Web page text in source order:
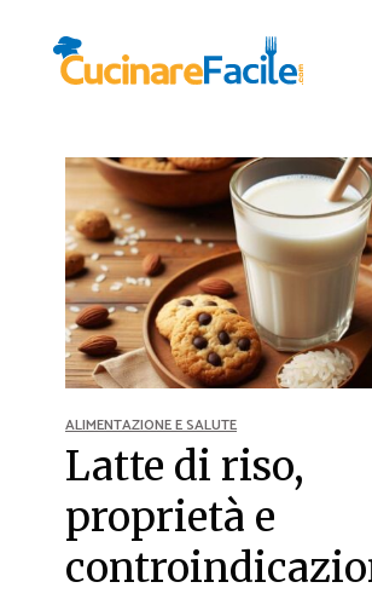
ALIMENTAZIONE E SALUTE
Latte di riso,
proprietà e